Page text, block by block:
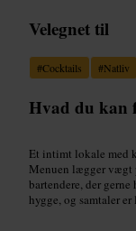
Velegnet til
#Cocktails #Natliv
Hvad du kan
Et intimt lokale med
Menuen lægger vægt
bartendere, der
hygge, og samtaler